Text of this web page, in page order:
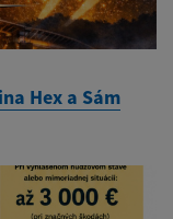
Hex a Sám